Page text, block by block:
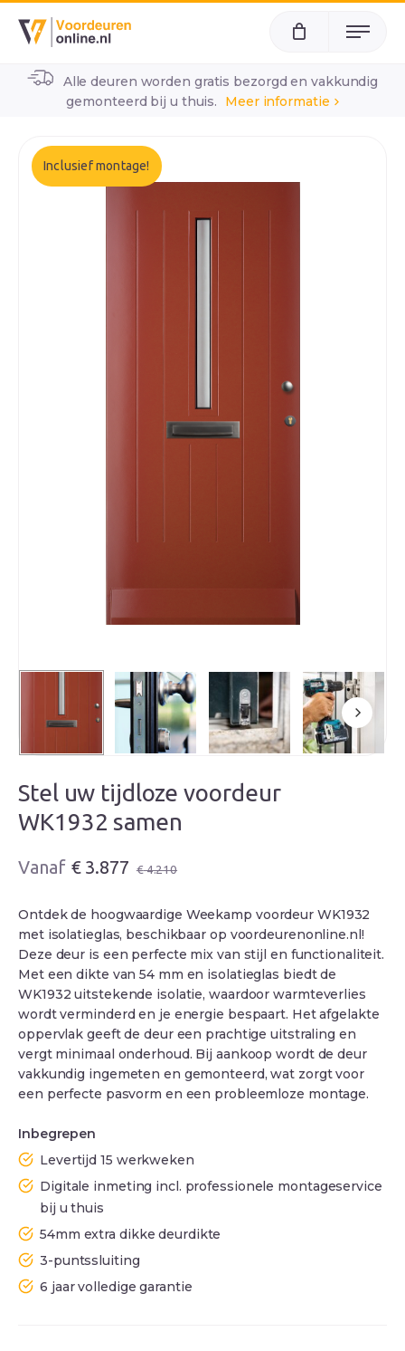
Alle deuren worden gratis bezorgd en vakkundig
gemonteerd bij u thuis.
Meer informatie
Menu
alle voordeuren wk1932
Inclusief montage!
Stel uw tijdloze voordeur
WK1932 samen
€4.210
Oorspronkelijke
was:
€ 4.210.
€3.877
Huidige
is:
€ 3.877.
Ontdek de hoogwaardige Weekamp voordeur WK1932
met isolatieglas, beschikbaar op voordeurenonline.nl!
Deze deur is een perfecte mix van stijl en functionaliteit.
Met een dikte van 54 mm en isolatieglas biedt de
WK1932 uitstekende isolatie, waardoor warmteverlies
wordt verminderd en je energie bespaart. Het afgelakte
oppervlak geeft de deur een prachtige uitstraling en
vergt minimaal onderhoud. Bij aankoop wordt de deur
vakkundig ingemeten en gemonteerd, wat zorgt voor
een perfecte pasvorm en een probleemloze montage.
Inbegrepen
Levertijd 15 werkweken
Digitale inmeting incl. professionele montageservice
bij u thuis
54mm extra dikke deurdikte
3-puntssluiting
6 jaar volledige garantie